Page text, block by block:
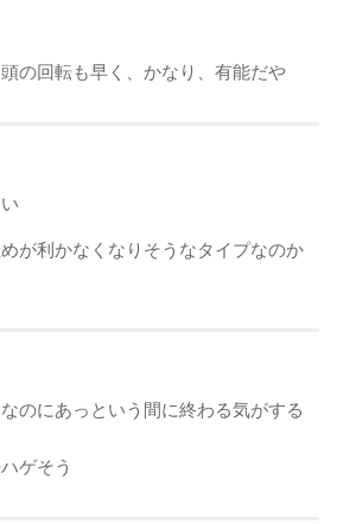
の回転も早く、かなり、有能だや
が利かなくなりそうなタイプなのか
のにあっという間に終わる気がする
ゲそう